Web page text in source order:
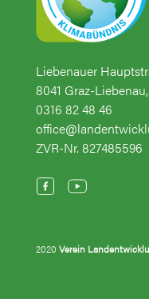
Liebenauer
8041 Graz-
0316 82 48 46
ZVR-Nr. 827485596
2020Verein